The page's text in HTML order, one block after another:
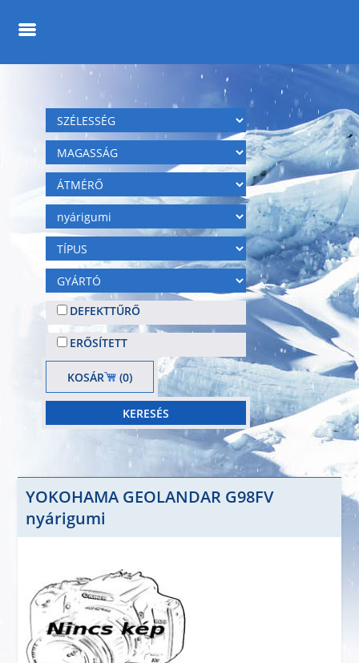
DEFEKTTŰRŐ
ERŐSÍTETT
KOSÁR (0)
YOKOHAMA GEOLANDAR G98FV
nyárigumi